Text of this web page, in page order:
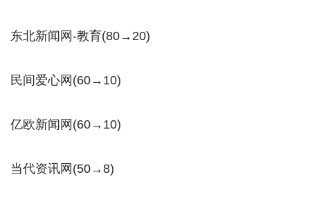
东北新闻网-教育(80→20)
民间爱心网(60→10)
亿欧新闻网(60→10)
当代资讯网(50→8)